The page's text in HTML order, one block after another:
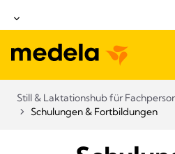
Still & Laktationshub für
Schulungen & Fortbildungen